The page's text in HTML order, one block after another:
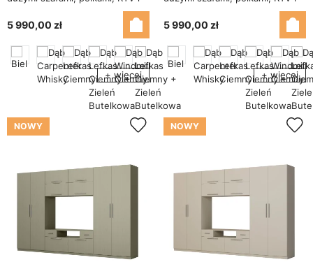
szufladami 350×227 cm Sonoma
Jasna – SCANDI
5 990,00 zł
+ więcej
szufladami 350×227 cm Sosna
Anderson – SCANDI
5 990,00 zł
+ więcej
NOWY NOWY